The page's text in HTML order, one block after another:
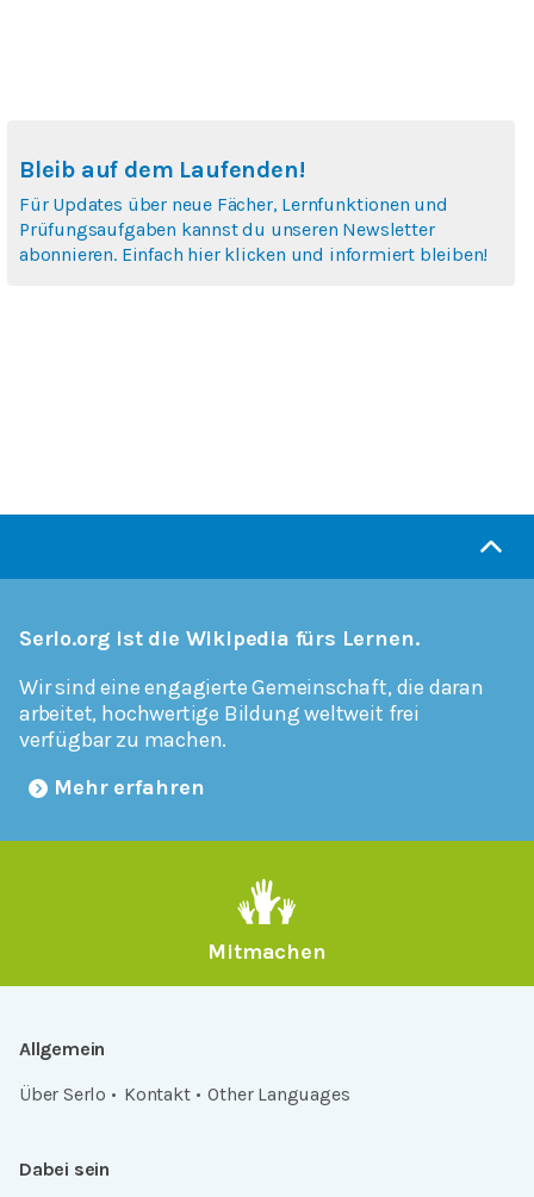
Bleib auf dem Laufenden!
Für Updates über neue Fächer, Lernfunktionen und
Prüfungsaufgaben kannst du unseren Newsletter
abonnieren. Einfach hier klicken und informiert bleiben!
Serlo.org ist die Wikipedia fürs Lernen.
Wir sind eine engagierte Gemeinschaft, die daran
arbeitet, hochwertige Bildung weltweit frei
verfügbar zu machen.
Mehr erfahren
Mitmachen
Allgemein
Über Serlo
Kontakt Other Languages
Dabei sein